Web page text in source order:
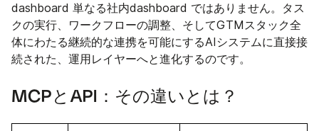
dashboard 単なる社内dashboard ではありません。タス
クの実行、ワークフローの調整、そしてGTMスタック全
体にわたる継続的な連携を可能にするAIシステムに直接接
続された、運用レイヤーへと進化するのです。
MCPとAPI：その違いとは？